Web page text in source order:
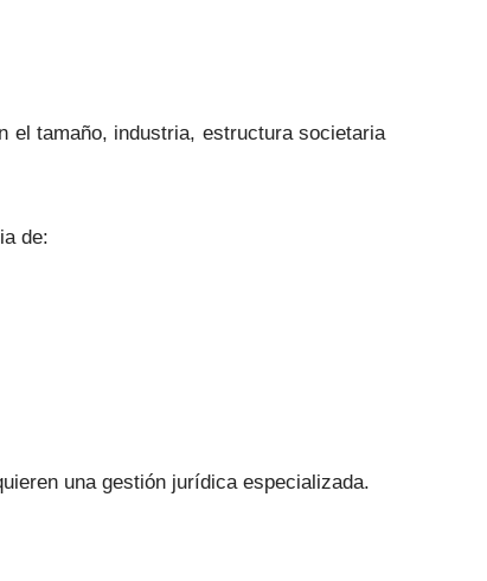
el tamaño, industria, estructura societaria
de:
una gestión jurídica especializada.